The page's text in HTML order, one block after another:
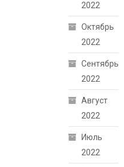
2022
Октябрь
2022
Сентябрь
2022
Август
2022
Июль
2022